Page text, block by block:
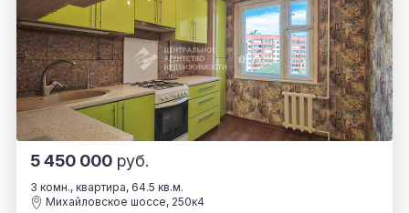
5 450 000 руб.
3 комн., квартира, 64.5 кв.м.
Михайловское шоссе, 250к4